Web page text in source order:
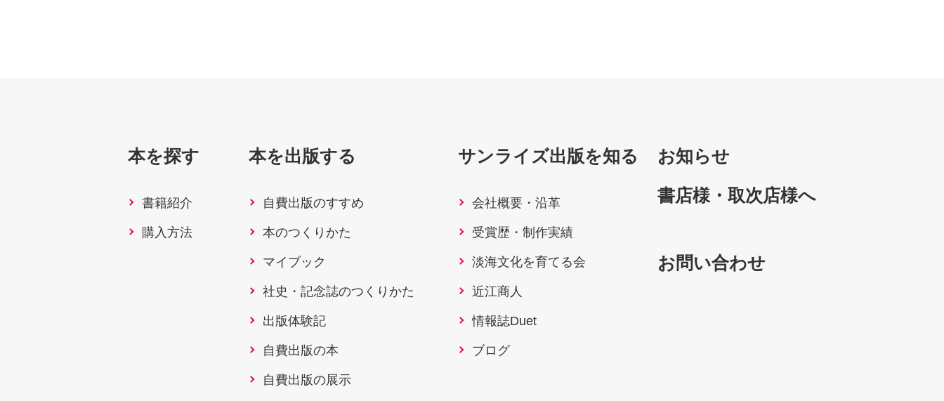
本を探す
書籍紹介
購入方法
本を出版する
自費出版のすすめ
本のつくりかた
マイブック
社史・記念誌のつくりかた
出版体験記
自費出版の本
自費出版の展示
サンライズ出版を知る
会社概要・沿革
受賞歴・制作実績
淡海文化を育てる会
近江商人
情報誌Duet
ブログ
お知らせ
書店様・取次店様へ
お問い合わせ